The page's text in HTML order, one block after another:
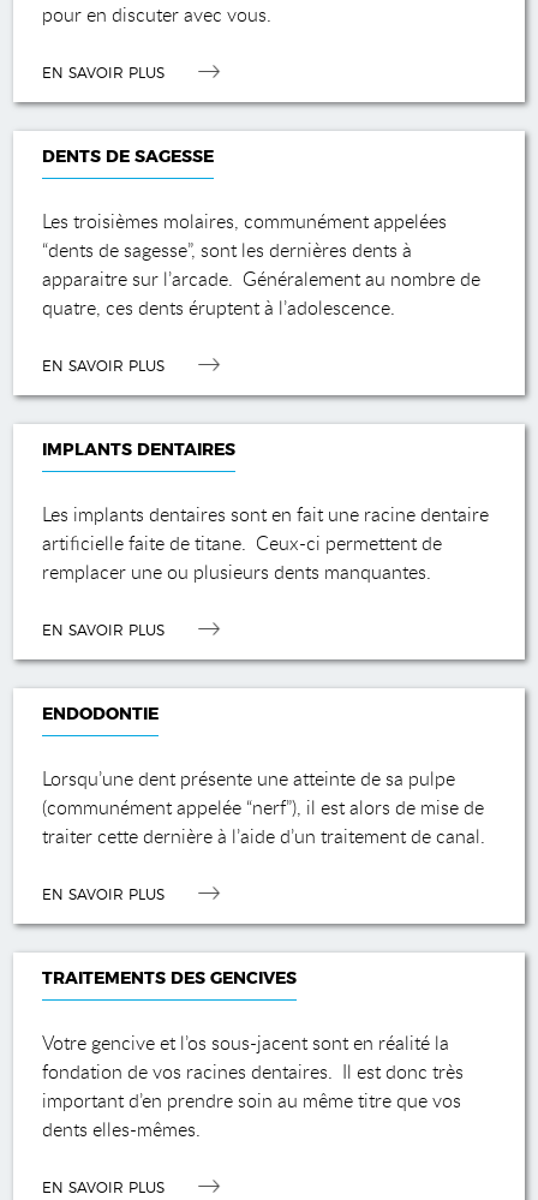
pour en discuter avec vous.
EN SAVOIR PLUS
DENTS DE SAGESSE
Les troisièmes molaires, communément appelées
“dents de sagesse”, sont les dernières dents à
apparaitre sur l’arcade. Généralement au nombre de
quatre, ces dents éruptent à l’adolescence.
EN SAVOIR PLUS
IMPLANTS DENTAIRES
Les implants dentaires sont en fait une racine dentaire
artificielle faite de titane. Ceux-ci permettent de
remplacer une ou plusieurs dents manquantes.
EN SAVOIR PLUS
ENDODONTIE
Lorsqu’une dent présente une atteinte de sa pulpe
(communément appelée “nerf”), il est alors de mise de
traiter cette dernière à l’aide d’un traitement de canal.
EN SAVOIR PLUS
TRAITEMENTS DES GENCIVES
Votre gencive et l’os sous-jacent sont en réalité la
fondation de vos racines dentaires. Il est donc très
important d’en prendre soin au même titre que vos
dents elles-mêmes.
EN SAVOIR PLUS